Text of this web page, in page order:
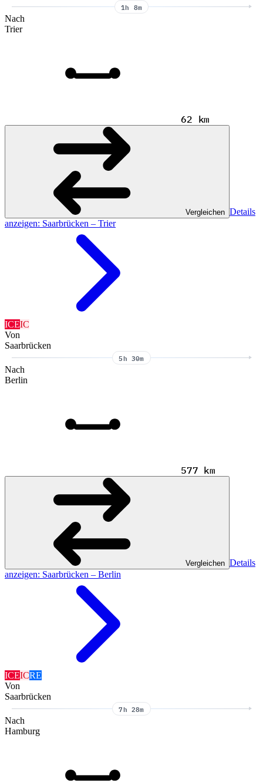
1h 8m
Nach
Trier
62 km
Vergleichen Details
anzeigen: Saarbrücken – Trier
ICEIC
Von
Saarbrücken
5h 30m
Nach
Berlin
577 km
Vergleichen Details
anzeigen: Saarbrücken – Berlin
ICEICRE
Von
Saarbrücken
7h 28m
Nach
Hamburg